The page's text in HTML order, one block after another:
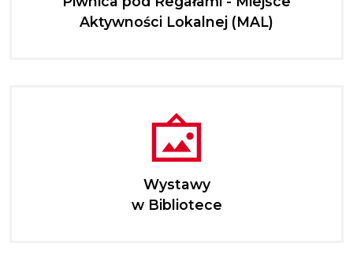
Aktywności Lokalnej (MAL)
Wystawy
w Bibliotece